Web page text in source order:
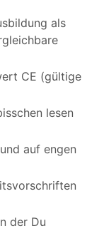
als
CE (gültige
lesen
auf engen
der Du